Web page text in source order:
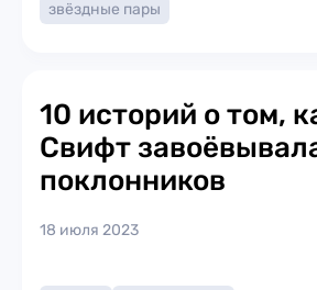
звёздные пары
10 историй о том,
Свифт
поклонников
18 июля 2023